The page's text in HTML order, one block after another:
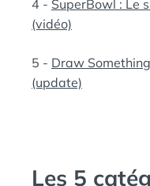
4 - SuperBowl : Le
(vidéo)
5 - Draw
(update)
Les 5